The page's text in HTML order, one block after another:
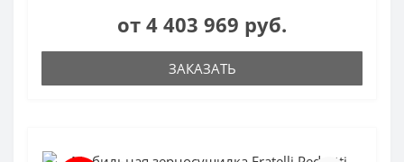
от 4 403 969 руб.
ЗАКАЗАТЬ